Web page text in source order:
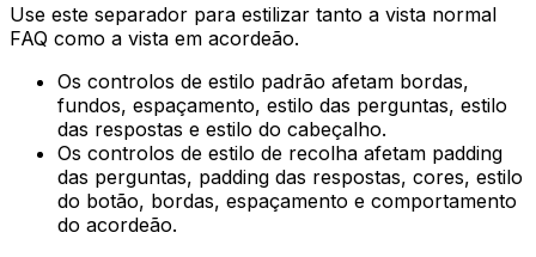
Use este separador para estilizar tanto a vista normal
FAQ como a vista em acordeão.
Os controlos de estilo padrão afetam bordas,
fundos, espaçamento, estilo das perguntas, estilo
das respostas e estilo do cabeçalho.
Os controlos de estilo de recolha afetam padding
das perguntas, padding das respostas, cores, estilo
do botão, bordas, espaçamento e comportamento
do acordeão.